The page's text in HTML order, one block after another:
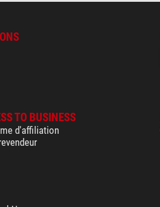
TO BUSINESS
d'affiliation